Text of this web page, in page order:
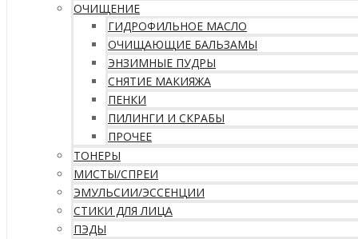
ОЧИЩЕНИЕ
ГИДРОФИЛЬНОЕ МАСЛО
ОЧИЩАЮЩИЕ БАЛЬЗАМЫ
ЭНЗИМНЫЕ ПУДРЫ
СНЯТИЕ МАКИЯЖА
ПЕНКИ
ПИЛИНГИ И СКРАБЫ
ПРОЧЕЕ
ТОНЕРЫ
МИСТЫ/СПРЕИ
ЭМУЛЬСИИ/ЭССЕНЦИИ
СТИКИ ДЛЯ ЛИЦА
ПЭДЫ